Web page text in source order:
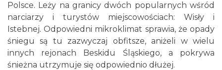
Polsce. Leży na granicy dwóch popularnych wśród
narciarzy i turystów miejscowościach: Wisły i
Istebnej. Odpowiedni mikroklimat sprawia, że opady
śniegu są tu zazwyczaj obfitsze, aniżeli w wielu
innych rejonach Beskidu Śląskiego, a pokrywa
śnieżna utrzymuje się odpowiednio dłużej.